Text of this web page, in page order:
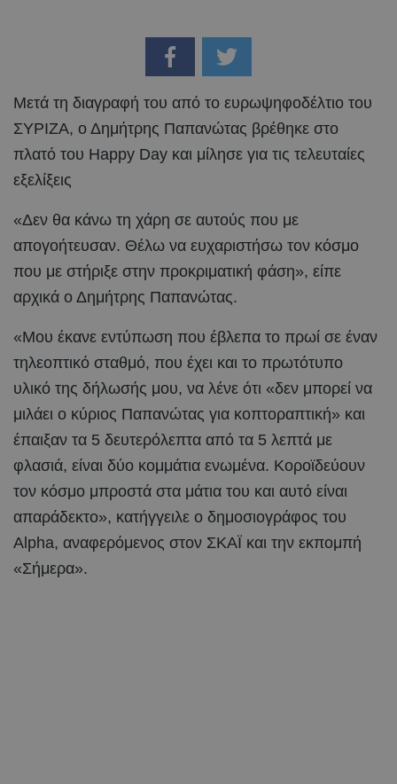
Μετά τη διαγραφή του από το ευρωψηφοδέλτιο του
ΣΥΡΙΖΑ, ο Δημήτρης Παπανώτας βρέθηκε στο
πλατό του Ηappy Day και μίλησε για τις τελευταίες
εξελίξεις
«Δεν θα κάνω τη χάρη σε αυτούς που με
απογοήτευσαν. Θέλω να ευχαριστήσω τον κόσμο
που με στήριξε στην προκριματική φάση», είπε
αρχικά ο Δημήτρης Παπανώτας.
«Μου έκανε εντύπωση που έβλεπα το πρωί σε έναν
τηλεοπτικό σταθμό, που έχει και το πρωτότυπο
υλικό της δήλωσής μου, να λένε ότι «δεν μπορεί να
μιλάει ο κύριος Παπανώτας για κοπτοραπτική» και
έπαιξαν τα 5 δευτερόλεπτα από τα 5 λεπτά με
φλασιά, είναι δύο κομμάτια ενωμένα. Κοροϊδεύουν
τον κόσμο μπροστά στα μάτια του και αυτό είναι
απαράδεκτο», κατήγγειλε ο δημοσιογράφος του
Alpha, αναφερόμενος στον ΣΚΑΪ και την εκπομπή
«Σήμερα».